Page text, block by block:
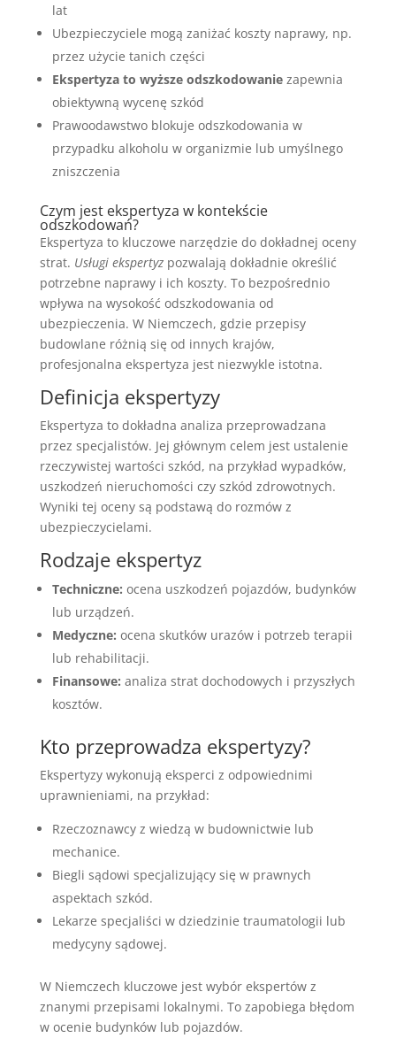
lat
Ubezpieczyciele mogą zaniżać koszty naprawy, np.
przez użycie tanich części
Ekspertyza to wyższe odszkodowaniezapewnia
obiektywną wycenę szkód
Prawoodawstwo blokuje odszkodowania w
przypadku alkoholu w organizmie lub umyślnego
zniszczenia
Czym jest ekspertyza w kontekście
odszkodowań?
Ekspertyza to kluczowe narzędzie do dokładnej oceny
strat. Usługi ekspertyzpozwalają dokładnie określić
potrzebne naprawy i ich koszty. To bezpośrednio
wpływa na wysokość odszkodowania od
ubezpieczenia. W Niemczech, gdzie przepisy
budowlane różnią się od innych krajów,
profesjonalna ekspertyza jest niezwykle istotna.
Definicja ekspertyzy
Ekspertyza to dokładna analiza przeprowadzana
przez specjalistów. Jej głównym celem jest ustalenie
rzeczywistej wartości szkód, na przykład wypadków,
uszkodzeń nieruchomości czy szkód zdrowotnych.
Wyniki tej oceny są podstawą do rozmów z
ubezpieczycielami.
Rodzaje ekspertyz
Techniczne: ocena uszkodzeń pojazdów, budynków
lub urządzeń.
Medyczne: ocena skutków urazów i potrzeb terapii
lub rehabilitacji.
Finansowe: analiza strat dochodowych i przyszłych
kosztów.
Kto przeprowadza ekspertyzy?
Ekspertyzy wykonują eksperci z odpowiednimi
uprawnieniami, na przykład:
Rzeczoznawcy z wiedzą w budownictwie lub
mechanice.
Biegli sądowi specjalizujący się w prawnych
aspektach szkód.
Lekarze specjaliści w dziedzinie traumatologii lub
medycyny sądowej.
W Niemczech kluczowe jest wybór ekspertów z
znanymi przepisami lokalnymi. To zapobiega błędom
w ocenie budynków lub pojazdów.